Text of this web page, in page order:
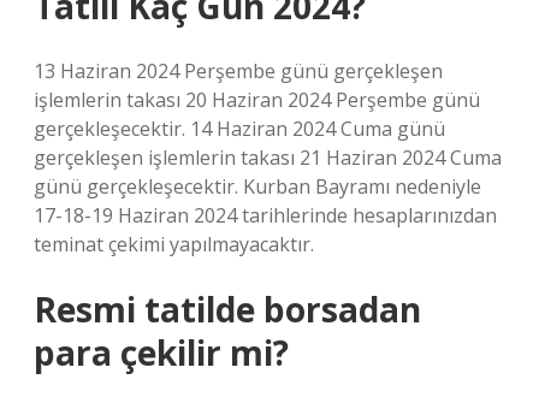
13 Haziran 2024 Perşembe günü gerçekleşen
işlemlerin takası 20 Haziran 2024 Perşembe günü
gerçekleşecektir. 14 Haziran 2024 Cuma günü
gerçekleşen işlemlerin takası 21 Haziran 2024 Cuma
günü gerçekleşecektir. Kurban Bayramı nedeniyle
17-18-19 Haziran 2024 tarihlerinde hesaplarınızdan
teminat çekimi yapılmayacaktır.
Resmi tatilde borsadan
para çekilir mi?